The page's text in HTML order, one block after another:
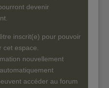
devenir
inscrit(e) pour pouvoir
espace.
nouvellement
accéder au forum